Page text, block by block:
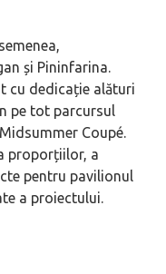
și Pininfarina.
cu dedicație alături
pe tot parcursul
Coupé.
proporțiilor, a
pentru pavilionul
a proiectului.